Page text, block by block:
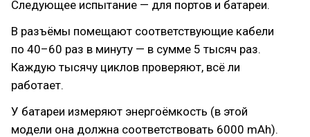
Следующее испытание — для портов и батареи.
В разъёмы помещают соответствующие кабели
по 40–60 раз в минуту — в сумме 5 тысяч раз.
Каждую тысячу циклов проверяют, всё ли
работает.
У батареи измеряют энергоёмкость (в этой
модели она должна соответствовать 6000 mAh).